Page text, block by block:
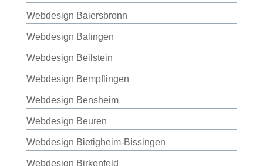
Webdesign Baiersbronn
Webdesign Balingen
Webdesign Beilstein
Webdesign Bempflingen
Webdesign Bensheim
Webdesign Beuren
Webdesign Bietigheim-Bissingen
Webdesign Birkenfeld